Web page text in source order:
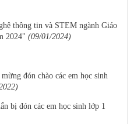
thông tin và STEM ngành Giáo
2024" (09/01/2024)
đón chào các em học sinh
bị đón các em học sinh lớp 1